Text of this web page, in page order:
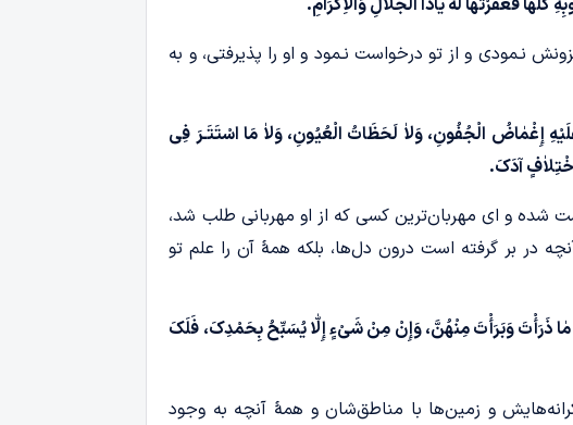
فَغَفَرْتَهَا لَهُ یٰاذَا الْجَلاٰلِ وَالْاِکْرَامِ.
نـمودی و از تو درخواست نـمود و او را پذیرفتی، و به
إِغْمٰاضُ الْجُفُونِ، وَلاٰ لَحَظَاتُ الْعُیُونِ، وَلاٰ مَا اسْتَتَـرَ فِی
آدَکَ.
شده و ای مهربان‌ترین کسی که از او مهربانی طلب شد،
در بر گرفته است درون دل‌ها، بلکه همۀ آن را علم تو
مٰا ذَرَأْتَ وَبَرَأْتَ مِنْهُنَّ، وَإِنْ مِنْ شَیْءٍ إِلّٰا یُسَبِّحُ بِحَمْدِکَ، فَلَکَ
و زمین‌ها با مناطق‌شان و همۀ آنچه به وجود